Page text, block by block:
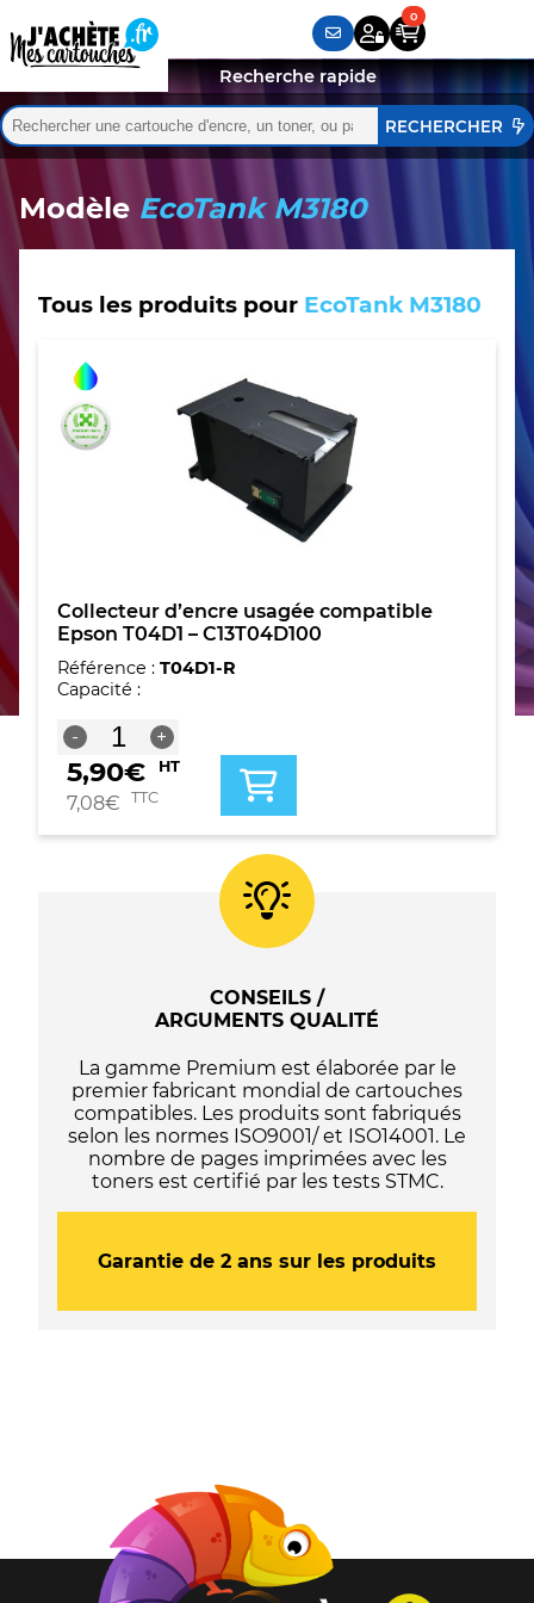
Rechercher :
Quand les résultats de l'auto-complétion sont
Recherche rapide
Modèle EcoTank M3180
Tous les produits pour EcoTank M3180
Collecteur d’encre usagée compatible
Epson T04D1 – C13T04D100
Référence : T04D1-R
Capacité :
-
quantité
de
Collecteur
d'encre
compatible
+
5,90€ HT
7,08€ TTC
CONSEILS /
ARGUMENTS QUALITÉ
La gamme Premium est élaborée par le
premier fabricant mondial de cartouches
compatibles. Les produits sont fabriqués
selon les normes ISO9001/ et ISO14001. Le
nombre de pages imprimées avec les
toners est certifié par les tests STMC.
Garantie de 2 ans sur les produits